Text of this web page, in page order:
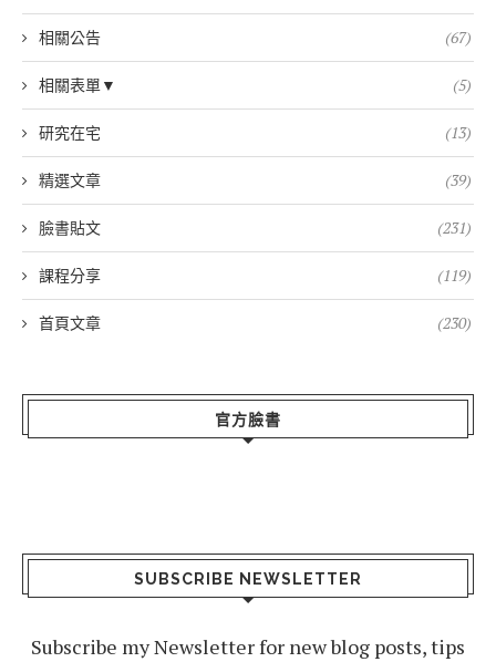
相關公告 (67)
相關表單▼ (5)
研究在宅 (13)
精選文章 (39)
臉書貼文 (231)
課程分享 (119)
首頁文章 (230)
官方臉書
SUBSCRIBE NEWSLETTER
Subscribe my Newsletter for new blog posts, tips